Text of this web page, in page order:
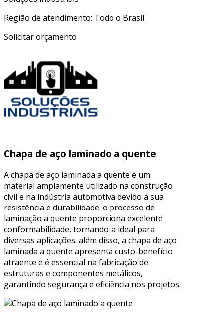
Região de atendimento: Todo o Brasil
Solicitar orçamento
Chapa de aço laminado a quente
A chapa de aço laminada a quente é um
material amplamente utilizado na construção
civil e na indústria automotiva devido à sua
resistência e durabilidade. o processo de
laminação a quente proporciona excelente
conformabilidade, tornando-a ideal para
diversas aplicações. além disso, a chapa de aço
laminada a quente apresenta custo-benefício
atraente e é essencial na fabricação de
estruturas e componentes metálicos,
garantindo segurança e eficiência nos projetos.